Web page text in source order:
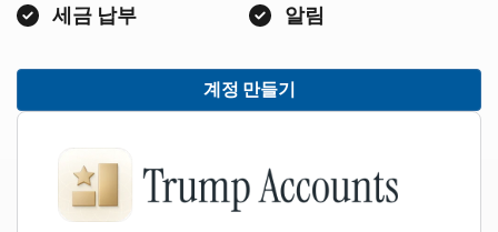
세금 납부
알림
계정 만들기